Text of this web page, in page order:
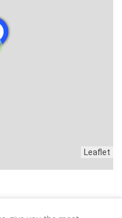
Leaflet